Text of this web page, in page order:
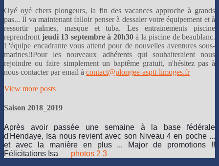
Oyé oyé chers plongeurs, la fin des vacances approche à grands
pas... Il va maintenant falloir penser à dessaler votre équipement et à
ressortir palmes, masque et tuba. Les entrainements piscine
reprendront jeudi 13 septembre à 20h30à la piscine de beaublanc.
L'équipe encadrante vous attend pour de nouvelles aventures sous-
marines!!Pour les nouveaux adhérents qui souhaiteraient nous
rejoindre ou faire simplement un baptême gratuit, n'hésitez pas à
nous contacter par email à contact@plongee-asptt-limoges.fr
View more posts
Saison 2018_2019
Après avoir passée une semaine à la base fédérale
d'Hendaye, Isa nous revient avec son Niveau 4 en poche ...
et avec la manière en plus ... Major de promotions !!
Félicitations Isa
photos 2 3